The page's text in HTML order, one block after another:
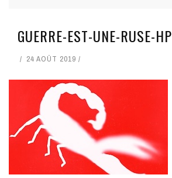
GUERRE-EST-UNE-RUSE-HP
24 AOÛT 2019